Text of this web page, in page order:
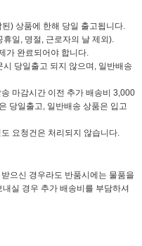
) 상품에 한해 당일 출고됩니다.
일, 명절, 근로자의 날 제외).
가 완료되어야 합니다.
당일출고 되지 않으며, 일반배송
마감시간 이전 추가 배송비 3,000
당일출고, 일반배송 상품은 입고
요청건은 처리되지 않습니다.
으신 경우라도 반품시에는 물품을
실 경우 추가 배송비를 부담하셔